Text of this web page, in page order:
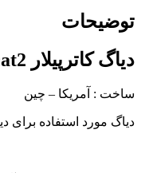
توضیحات
دیاگ کاترپیلار cat2
ساخت : آمریکا – چین
دیاگ مورد استفاده برای